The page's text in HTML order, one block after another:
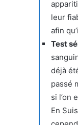
leur
afin
Test
déjà
passé
si l’on
En